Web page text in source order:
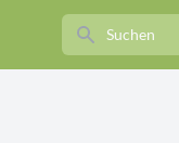
Search